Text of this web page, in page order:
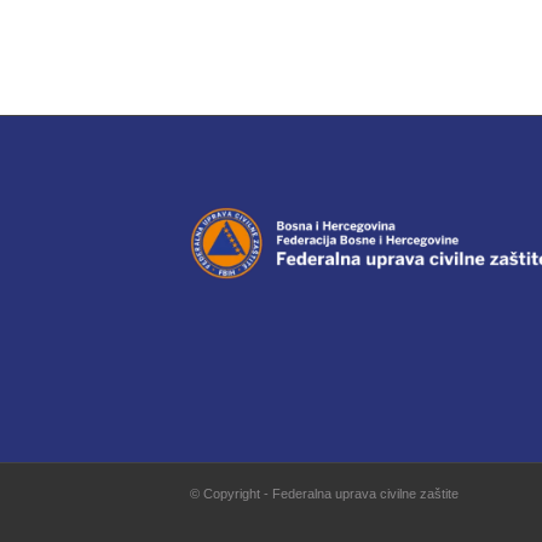
© Copyright - Federalna uprava civilne zaštite